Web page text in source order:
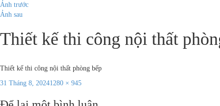
Ảnh trước
Ảnh sau
Thiết kế thi công nội thất
Thiết kế thi công nội thất phòng bếp
Đăng
ngày
31 Tháng 8, 2024Kích
đầy
1280 × 945